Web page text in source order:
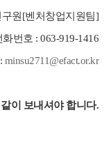
원[벤처창업지원팀]
화번호 : 063-919-1416
minsu2711@efact.or.kr
이 보내셔야 합니다.